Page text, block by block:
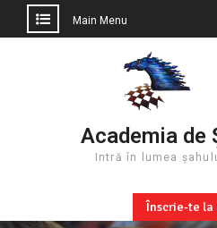
Main Menu
Academia de
Intră în lumea
Înscrie-te la